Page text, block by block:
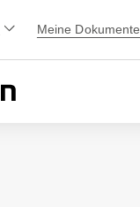
Meine Dokumente